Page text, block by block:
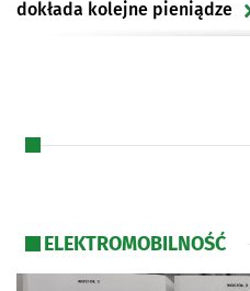
dokłada kolejne pieniądze
Mój Prąd 5.0 – co trzeba
ELEKTROMOBILNOŚĆ